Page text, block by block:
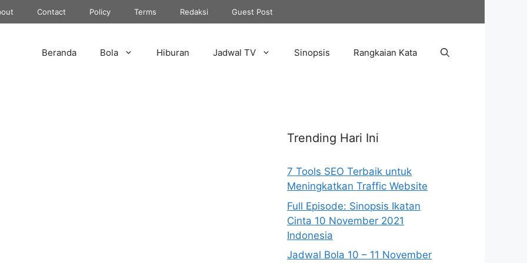
Contact Policy Terms Redaksi Guest Post
Beranda Bola Hiburan Jadwal TV Sinopsis Rangkaian Kata
Trending Hari Ini
7 Tools SEO Terbaik untuk
Meningkatkan Traffic Website
Full Episode: Sinopsis Ikatan
Cinta 10 November 2021
Indonesia
Jadwal Bola 10 – 11 November